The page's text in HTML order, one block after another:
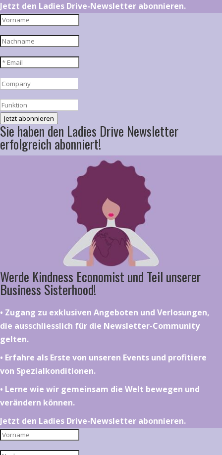
Jetzt den Ladies Drive-Newsletter abonnieren.
Jetzt abonnieren
Sie haben den Ladies Drive Newsletter
erfolgreich abonniert!
Werde Kindness Economist und Teil unserer
Business Sisterhood!
•⁠ ⁠⁠Zugang zu exklusiven Angeboten und Verlosungen,
die ausschliesslich für die Newsletter-Community
gelten.
•⁠ ⁠⁠Erfahre als Erste von unseren Events und profitiere
von Spezialkonditionen.
•⁠ ⁠⁠Lerne wie wir gemeinsam die Welt bewegen und
verändern können.
Jetzt den Ladies Drive-Newsletter abonnieren.